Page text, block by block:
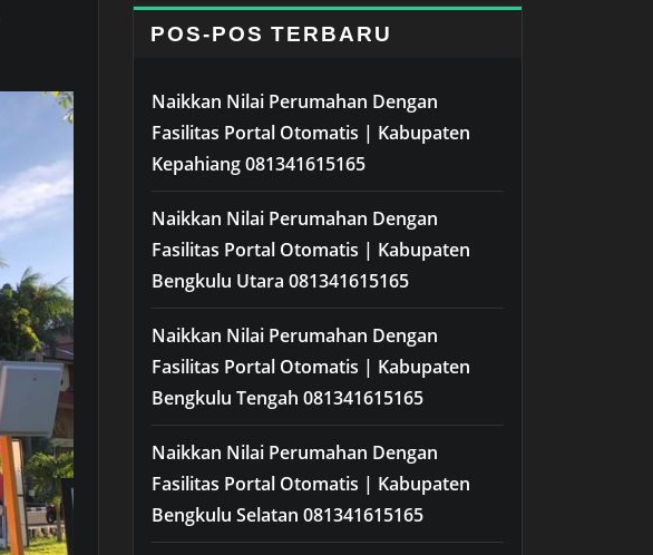
POS-POS TERBARU
Naikkan Nilai Perumahan Dengan
Fasilitas Portal Otomatis | Kabupaten
Kepahiang 081341615165
Naikkan Nilai Perumahan Dengan
Fasilitas Portal Otomatis | Kabupaten
Bengkulu Utara 081341615165
Naikkan Nilai Perumahan Dengan
Fasilitas Portal Otomatis | Kabupaten
Bengkulu Tengah 081341615165
Naikkan Nilai Perumahan Dengan
Fasilitas Portal Otomatis | Kabupaten
Bengkulu Selatan 081341615165